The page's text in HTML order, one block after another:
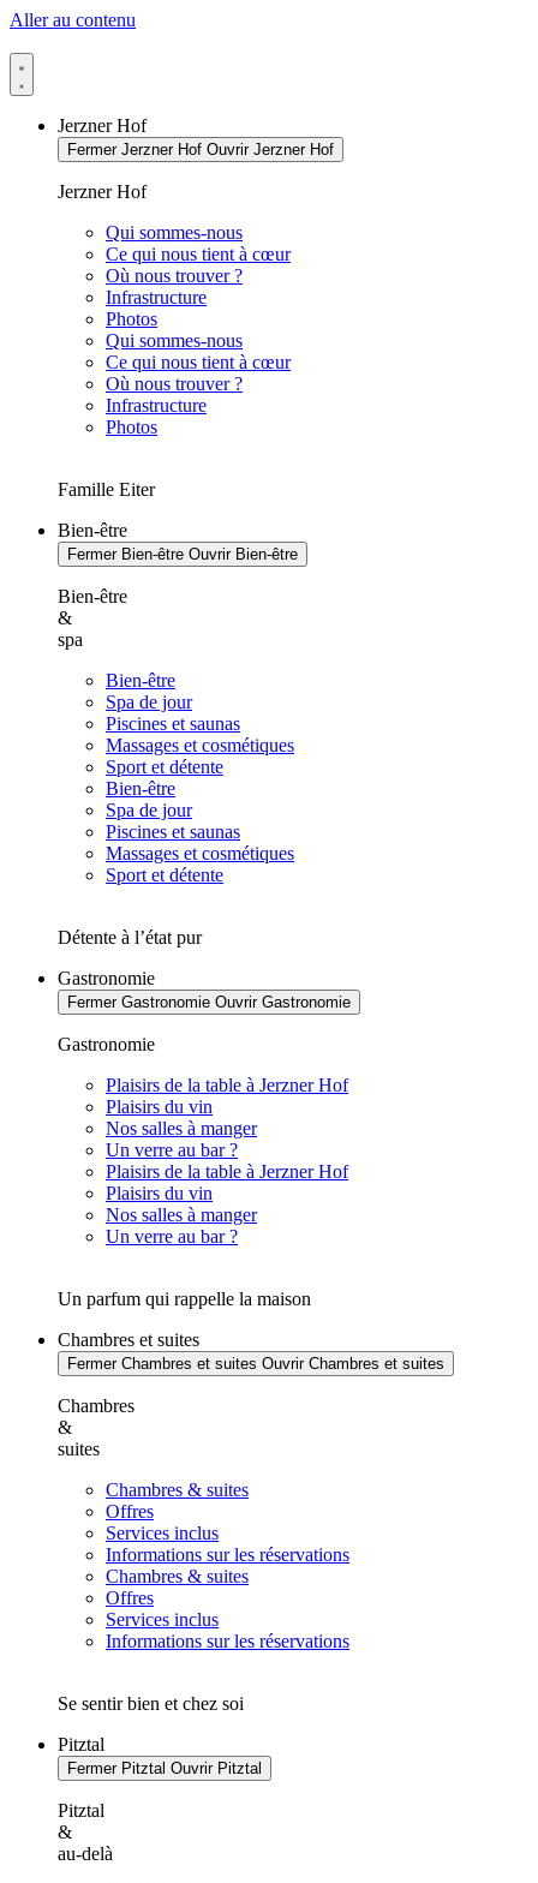
Aller au contenu
Jerzner Hof
Fermer Jerzner Hof Ouvrir Jerzner Hof
Jerzner Hof
Qui sommes-nous
Ce qui nous tient à cœur
Où nous trouver ?
Infrastructure
Photos
Qui sommes-nous
Ce qui nous tient à cœur
Où nous trouver ?
Infrastructure
Photos
Famille Eiter
Bien-être
Fermer Bien-être Ouvrir Bien-être
Bien-être
&
spa
Bien-être
Spa de jour
Piscines et saunas
Massages et cosmétiques
Sport et détente
Bien-être
Spa de jour
Piscines et saunas
Massages et cosmétiques
Sport et détente
Détente à l’état pur
Gastronomie
Fermer Gastronomie Ouvrir Gastronomie
Gastronomie
Plaisirs de la table à Jerzner Hof
Plaisirs du vin
Nos salles à manger
Un verre au bar ?
Plaisirs de la table à Jerzner Hof
Plaisirs du vin
Nos salles à manger
Un verre au bar ?
Un parfum qui rappelle la maison
Chambres et suites
Fermer Chambres et suites Ouvrir Chambres et suites
Chambres
&
suites
Chambres & suites
Offres
Services inclus
Informations sur les réservations
Chambres & suites
Offres
Services inclus
Informations sur les réservations
Se sentir bien et chez soi
Pitztal
Fermer Pitztal Ouvrir Pitztal
Pitztal
&
au-delà